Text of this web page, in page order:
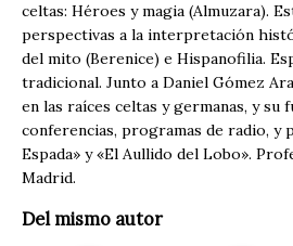
celtas: Héroes y magia (Almuzara).
perspectivas a la interpretación
del mito (Berenice) e Hispanofilia.
tradicional. Junto a Daniel Gómez
en las raíces celtas y germanas, y
conferencias, programas de radio, y
Espada» y «El Aullido del Lobo».
Madrid.
Del mismo autor